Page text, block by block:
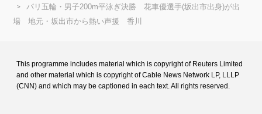
パリ五輪・男子200m平泳ぎ決勝 花車優選手(坂出市出身)が出
場 地元・坂出市から熱い声援 香川
This programme includes material which is copyright of Reuters Limited
and other material which is copyright of Cable News Network LP, LLLP
(CNN) and which may be captioned in each text. All rights reserved.